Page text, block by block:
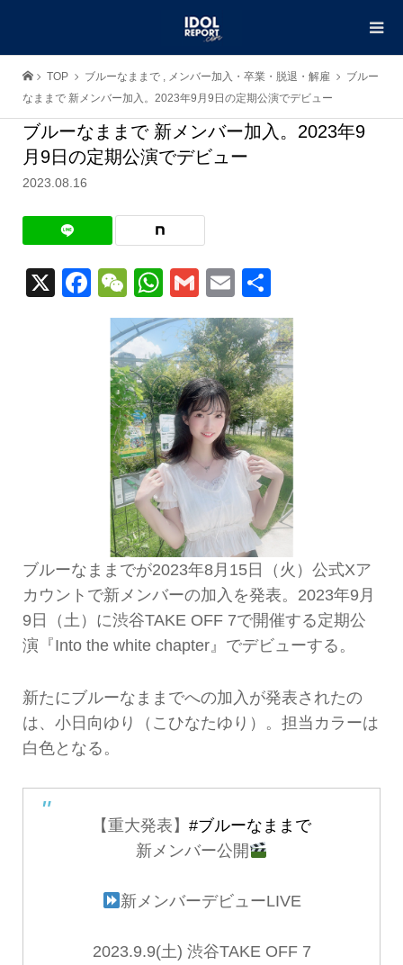
TOP ブルーなままで , メンバー加入・卒業・脱退・解雇
ブルー
なままで 新メンバー加入。2023年9月9日の定期公演でデビュー
ブルーなままで 新メンバー加入。2023年9
月9日の定期公演でデビュー
2023.08.16
X Facebook
WeChat
WhatsApp
GmailEmail
有
ブルーなままでが2023年8月15日（火）公式Xア
カウントで新メンバーの加入を発表。2023年9月
9日（土）に渋谷TAKE OFF 7で開催する定期公
演『Into the white chapter』でデビューする。
新たにブルーなままでへの加入が発表されたの
は、小日向ゆり（こひなたゆり）。担当カラーは
白色となる。
【重大発表】 #ブルーなままで
新メンバー公開
新メンバーデビューLIVE
2023.9.9(土) 渋谷TAKE OFF 7